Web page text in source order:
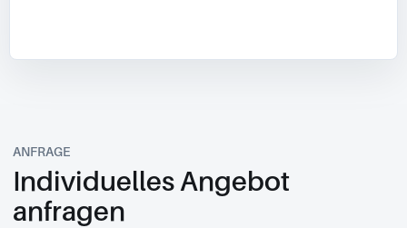
ANFRAGE
Individuelles Angebot
anfragen